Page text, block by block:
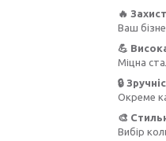
🔥
Ваш
💪
Міцна
🔒
Окреме
🎨
Вибір